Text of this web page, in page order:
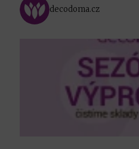
decodoma.cz